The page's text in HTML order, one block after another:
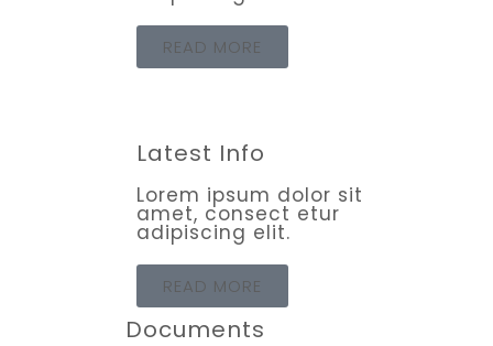
READ MORE
Latest Info
Lorem ipsum dolor sit
amet, consect etur
adipiscing elit.
READ MORE
Documents